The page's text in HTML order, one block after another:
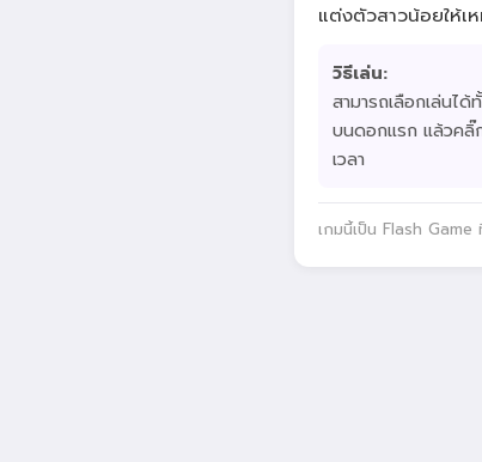
แต่งตัวสาวน้อยให้เ
วิธีเล่น:
สามารถเลือกเล่นไ
บนดอกแรก แล้วคลิ๊
เวลา
เกมนี้เป็น Flash Game